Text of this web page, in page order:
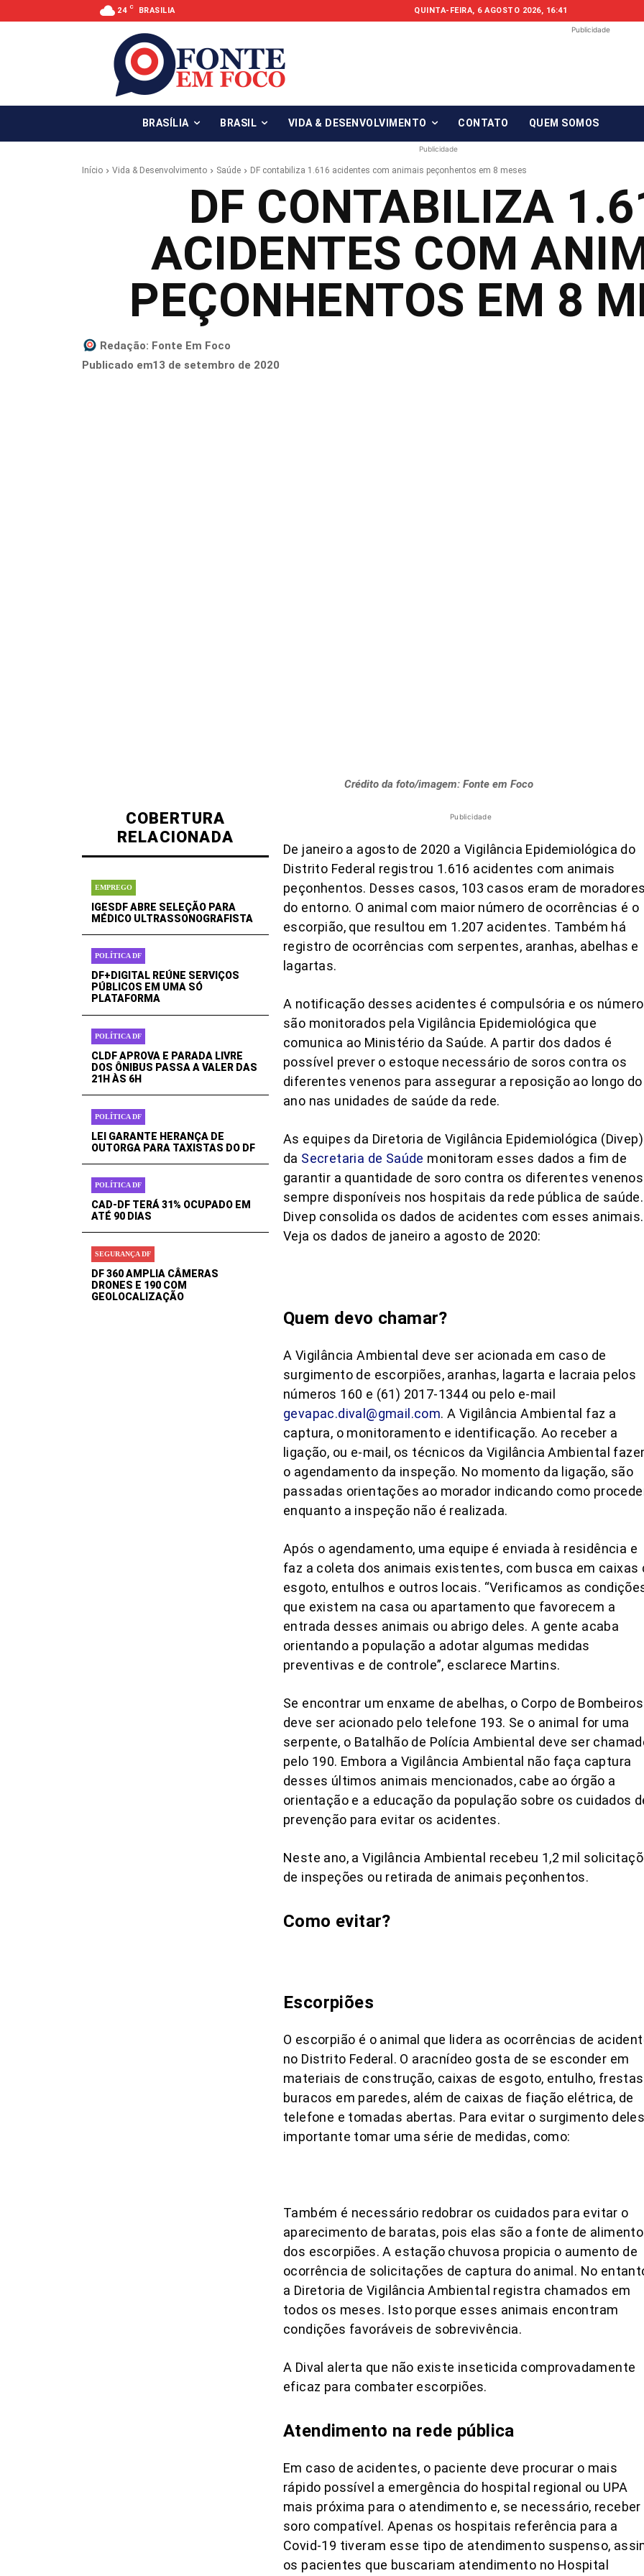
24 C BRASILIA QUINTA-FEIRA, 6 AGOSTO 2026, 16:41
Publicidade
BRASÍLIA BRASIL VIDA & DESENVOLVIMENTO CONTATO QUEM SOMOS
Publicidade
Início Vida & Desenvolvimento Saúde DF contabiliza 1.616 acidentes com animais peçonhentos em 8 meses
DF CONTABILIZA
ACIDENTES COM
PEÇONHENTOS EM 8
Redação: Fonte Em Foco
Publicado em13 de setembro de 2020
Crédito da foto/imagem: Fonte em Foco
COBERTURA
RELACIONADA
EMPREGO
IGESDF ABRE SELEÇÃO PARA
MÉDICO ULTRASSONOGRAFISTA
POLÍTICA DF
DF+DIGITAL REÚNE SERVIÇOS
PÚBLICOS EM UMA SÓ
PLATAFORMA
POLÍTICA DF
CLDF APROVA E PARADA LIVRE
DOS ÔNIBUS PASSA A VALER DAS
21H ÀS 6H
POLÍTICA DF
LEI GARANTE HERANÇA DE
OUTORGA PARA TAXISTAS DO DF
POLÍTICA DF
CAD-DF TERÁ 31% OCUPADO EM
ATÉ 90 DIAS
SEGURANÇA DF
DF 360 AMPLIA CÂMERAS
DRONES E 190 COM
GEOLOCALIZAÇÃO
Publicidade
De janeiro a agosto de 2020 a Vigilância Epidemiológica do
Distrito Federal registrou 1.616 acidentes com animais
peçonhentos. Desses casos, 103 casos eram de moradores
do entorno. O animal com maior número de ocorrências é o
escorpião, que resultou em 1.207 acidentes. Também há
registro de ocorrências com serpentes, aranhas, abelhas e
lagartas.
A notificação desses acidentes é compulsória e os
são monitorados pela Vigilância Epidemiológica que
comunica ao Ministério da Saúde. A partir dos dados é
possível prever o estoque necessário de soros contra os
diferentes venenos para assegurar a reposição ao longo do
ano nas unidades de saúde da rede.
As equipes da Diretoria de Vigilância Epidemiológica (Divep)
da Secretaria de Saúde monitoram esses dados a fim de
garantir a quantidade de soro contra os diferentes venenos
sempre disponíveis nos hospitais da rede pública de
Divep consolida os dados de acidentes com esses animais.
Veja os dados de janeiro a agosto de 2020:
Quem devo chamar?
A Vigilância Ambiental deve ser acionada em caso de
surgimento de escorpiões, aranhas, lagarta e lacraia pelos
números 160 e (61) 2017-1344 ou pelo e-mail
gevapac.dival@gmail.com. A Vigilância Ambiental faz a
captura, o monitoramento e identificação. Ao receber a
ligação, ou e-mail, os técnicos da Vigilância Ambiental
o agendamento da inspeção. No momento da ligação, são
passadas orientações ao morador indicando como
enquanto a inspeção não é realizada.
Após o agendamento, uma equipe é enviada à residência e
faz a coleta dos animais existentes, com busca em caixas
esgoto, entulhos e outros locais. “Verificamos as
que existem na casa ou apartamento que favorecem a
entrada desses animais ou abrigo deles. A gente acaba
orientando a população a adotar algumas medidas
preventivas e de controle”, esclarece Martins.
Se encontrar um enxame de abelhas, o Corpo de Bombeiros
deve ser acionado pelo telefone 193. Se o animal for uma
serpente, o Batalhão de Polícia Ambiental deve ser
pelo 190. Embora a Vigilância Ambiental não faça captura
desses últimos animais mencionados, cabe ao órgão a
orientação e a educação da população sobre os cuidados
prevenção para evitar os acidentes.
Neste ano, a Vigilância Ambiental recebeu 1,2 mil
de inspeções ou retirada de animais peçonhentos.
Como evitar?
Escorpiões
O escorpião é o animal que lidera as ocorrências de
no Distrito Federal. O aracnídeo gosta de se esconder em
materiais de construção, caixas de esgoto, entulho,
buracos em paredes, além de caixas de fiação elétrica, de
telefone e tomadas abertas. Para evitar o surgimento
importante tomar uma série de medidas, como:
Também é necessário redobrar os cuidados para evitar o
aparecimento de baratas, pois elas são a fonte de alimento
dos escorpiões. A estação chuvosa propicia o aumento de
ocorrência de solicitações de captura do animal. No
a Diretoria de Vigilância Ambiental registra chamados em
todos os meses. Isto porque esses animais encontram
condições favoráveis de sobrevivência.
A Dival alerta que não existe inseticida comprovadamente
eficaz para combater escorpiões.
Atendimento na rede pública
Em caso de acidentes, o paciente deve procurar o mais
rápido possível a emergência do hospital regional ou UPA
mais próxima para o atendimento e, se necessário, receber
soro compatível. Apenas os hospitais referência para a
Covid-19 tiveram esse tipo de atendimento suspenso,
os pacientes que buscariam atendimento no Hospital